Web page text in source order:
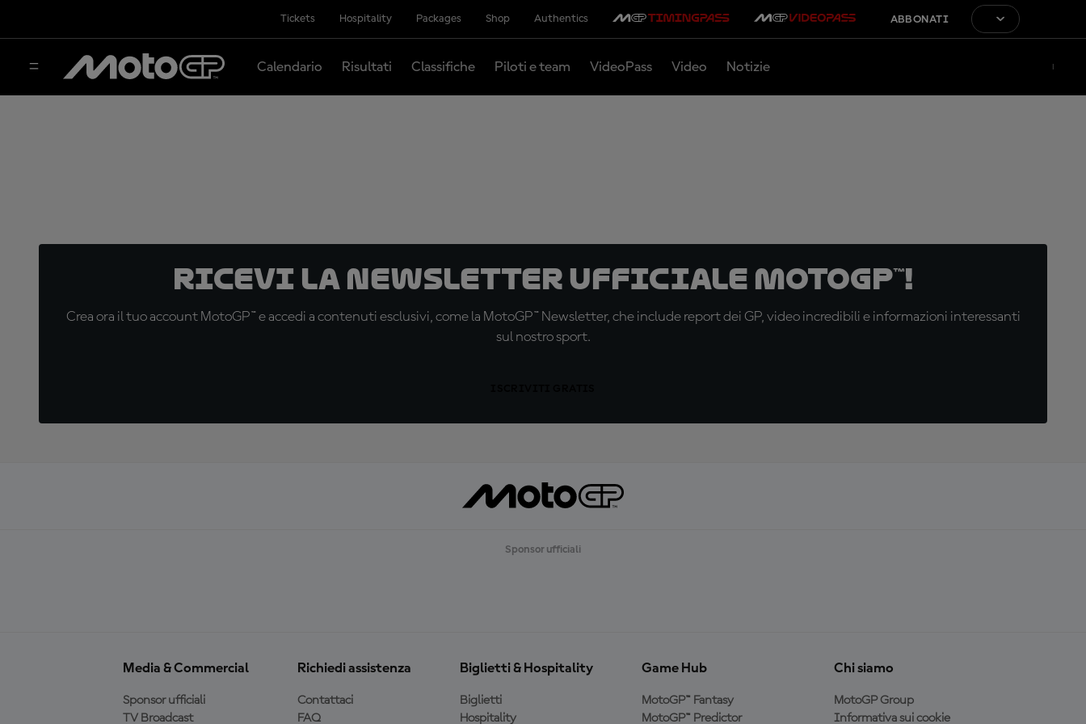
Tickets Hospitality Packages Shop Authentics ABBONATI
Calendario Risultati Classifiche Piloti e team VideoPass Video Notizie
Ricevi la newsletter ufficiale MotoGP™!
Crea ora il tuo account MotoGP™ e accedi a contenuti esclusivi, come la MotoGP™ Newsletter, che include report dei GP, video incredibili e informazioni interessanti
sul nostro sport.
Sponsor ufficiali
Media & Commercial
Sponsor ufficiali
TV Broadcast
Richiedi assistenza
Contattaci
FAQ
Biglietti & Hospitality
Biglietti
Hospitality
Game Hub
MotoGP™ Fantasy
MotoGP™ Predictor
Chi siamo
MotoGP Group
Informativa sui cookie